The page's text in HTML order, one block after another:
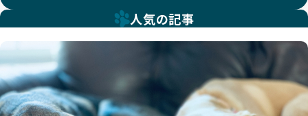
人気の記事